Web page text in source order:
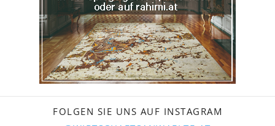
FOLGEN SIE UNS AUF INSTAGRAM